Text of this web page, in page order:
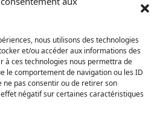
nous utilisons des technologies
et/ou accéder aux informations des
à ces technologies nous permettra de
le comportement de navigation ou les ID
ne pas consentir ou de retirer son
négatif sur certaines caractéristiques
a besoin de vous !